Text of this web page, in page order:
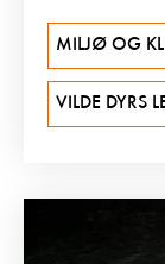
MILJØ OG
VILDE DYRS